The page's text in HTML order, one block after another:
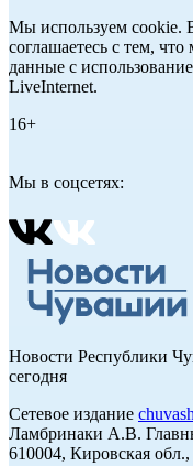
Мы используем cookie.
соглашаетесь с тем,
данные с
LiveInternet.
16+
Мы в соцсетях:
Новости Республики
сегодня
Сетевое издание
Ламбринаки А.В.
610004, Кировская